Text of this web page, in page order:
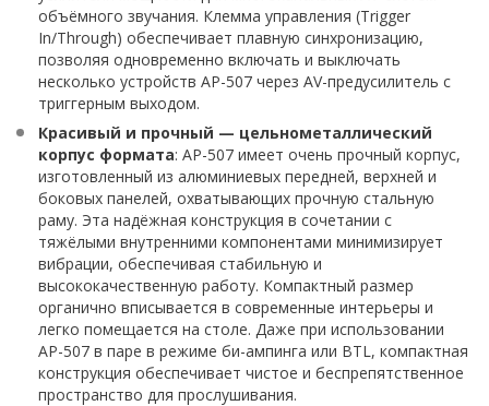
объёмного звучания. Клемма управления (Trigger
In/Through) обеспечивает плавную синхронизацию,
позволяя одновременно включать и выключать
несколько устройств AP-507 через AV-предусилитель с
триггерным выходом.
Красивый и прочный — цельнометаллический
корпус формата: AP-507 имеет очень прочный корпус,
изготовленный из алюминиевых передней, верхней и
боковых панелей, охватывающих прочную стальную
раму. Эта надёжная конструкция в сочетании с
тяжёлыми внутренними компонентами минимизирует
вибрации, обеспечивая стабильную и
высококачественную работу. Компактный размер
органично вписывается в современные интерьеры и
легко помещается на столе. Даже при использовании
AP-507 в паре в режиме би-ампинга или BTL, компактная
конструкция обеспечивает чистое и беспрепятственное
пространство для прослушивания.